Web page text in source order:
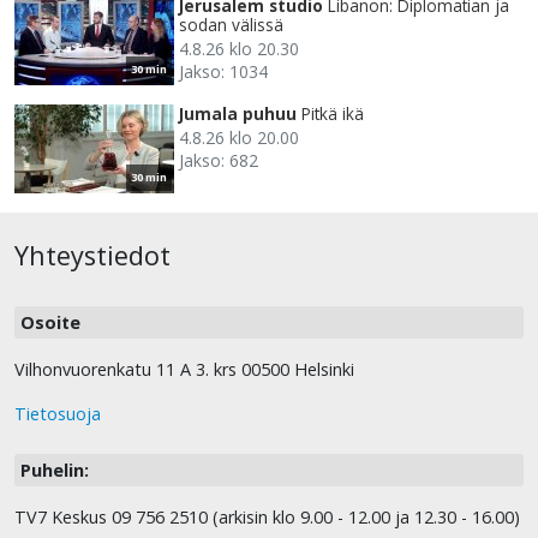
30 min
Jerusalem studio Libanon: Diplomatian ja
sodan välissä
4.8.26 klo 20.30
Jakso: 1034
30 min
Jumala puhuu Pitkä ikä
4.8.26 klo 20.00
Jakso: 682
Yhteystiedot
Osoite
Vilhonvuorenkatu 11 A 3. krs 00500 Helsinki
Tietosuoja
Puhelin:
TV7 Keskus 09 756 2510 (arkisin klo 9.00 - 12.00 ja 12.30 - 16.00)